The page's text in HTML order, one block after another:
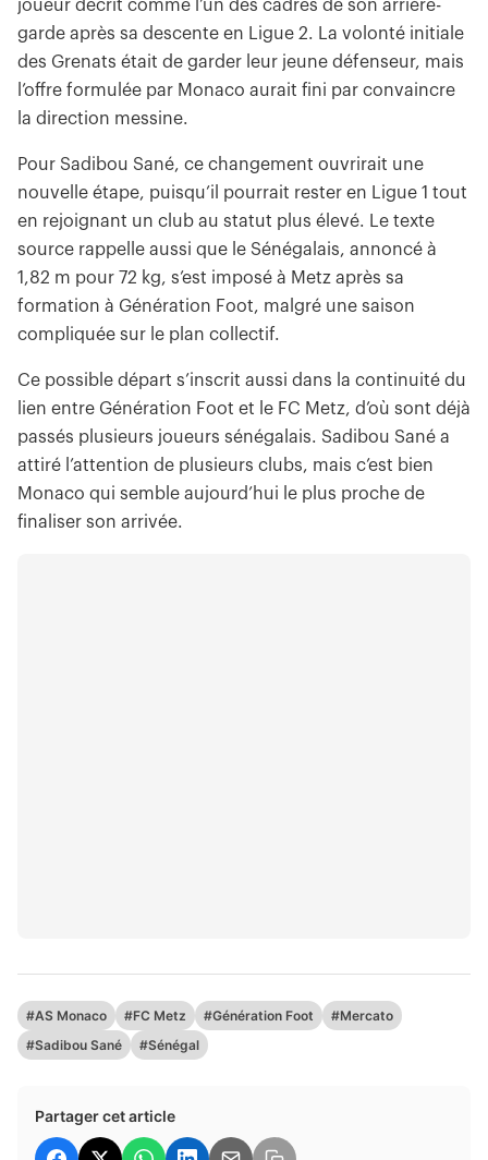
joueur décrit comme l’un des cadres de son arrière-
garde après sa descente en Ligue 2. La volonté initiale
des Grenats était de garder leur jeune défenseur, mais
l’offre formulée par Monaco aurait fini par convaincre
la direction messine.
Pour Sadibou Sané, ce changement ouvrirait une
nouvelle étape, puisqu’il pourrait rester en Ligue 1 tout
en rejoignant un club au statut plus élevé. Le texte
source rappelle aussi que le Sénégalais, annoncé à
1,82 m pour 72 kg, s’est imposé à Metz après sa
formation à Génération Foot, malgré une saison
compliquée sur le plan collectif.
Ce possible départ s’inscrit aussi dans la continuité du
lien entre Génération Foot et le FC Metz, d’où sont déjà
passés plusieurs joueurs sénégalais. Sadibou Sané a
attiré l’attention de plusieurs clubs, mais c’est bien
Monaco qui semble aujourd’hui le plus proche de
finaliser son arrivée.
#AS Monaco #FC Metz #Génération Foot
#Mercato
#Sadibou Sané
#Sénégal
Partager cet article